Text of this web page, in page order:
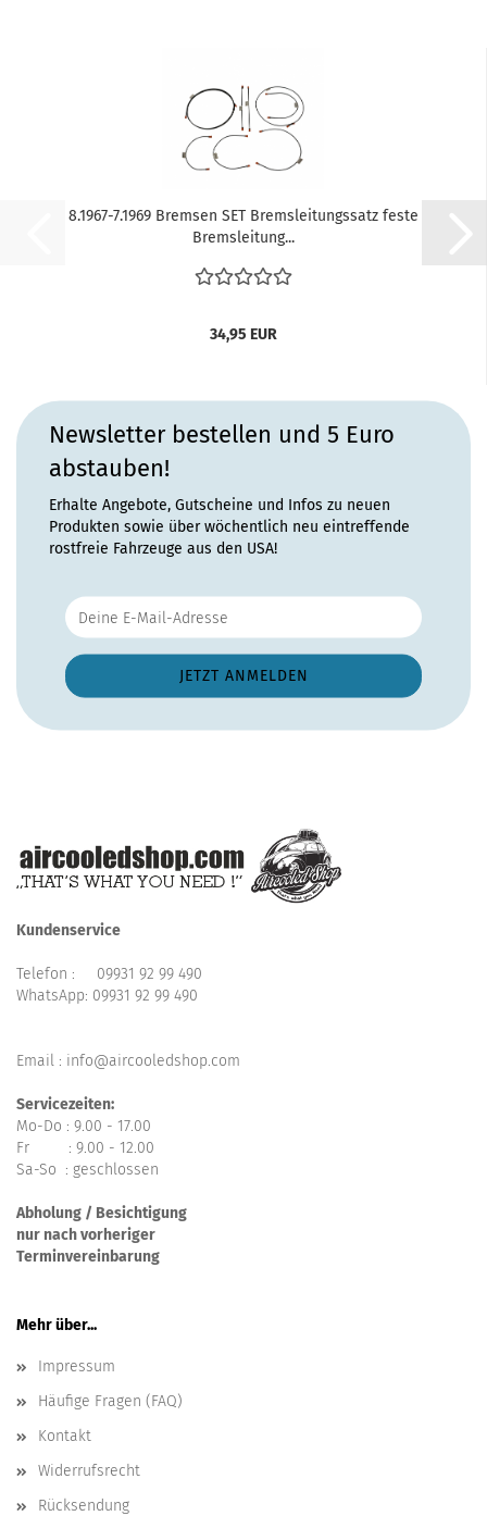
8.1967-7.1969 Bremsen SET Bremsleitungssatz feste
Bremsleitung...
34,95 EUR
Newsletter bestellen und 5 Euro
abstauben!
Erhalte Angebote, Gutscheine und Infos zu neuen
Produkten sowie über wöchentlich neu eintreffende
rostfreie Fahrzeuge aus den USA!
Kundenservice
Telefon : 09931 92 99 490
WhatsApp: 09931 92 99 490
Email : info@aircooledshop.com
Servicezeiten:
Mo-Do : 9.00 - 17.00
Fr : 9.00 - 12.00
Sa-So : geschlossen
Abholung / Besichtigung
nur nach vorheriger
Terminvereinbarung
Mehr über...
Impressum
Häufige Fragen (FAQ)
Kontakt
Widerrufsrecht
Rücksendung